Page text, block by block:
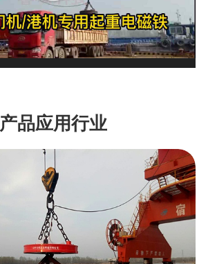
产品应用行业